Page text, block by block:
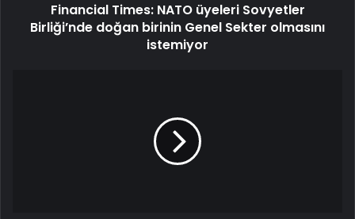
Financial Times: NATO üyeleri Sovyetler
Birliği’nde doğan birinin Genel Sekter olmasını
istemiyor